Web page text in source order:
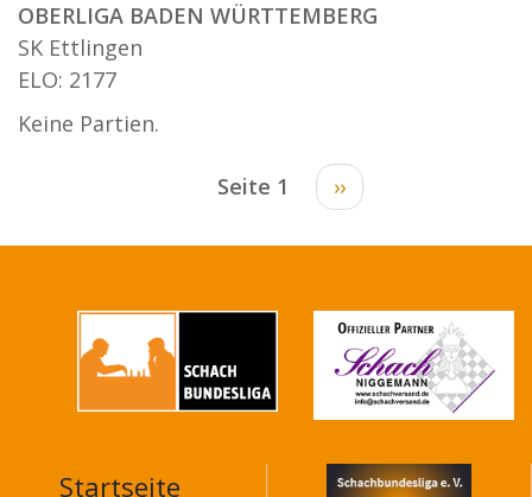
OBERLIGA BADEN WÜRTTEMBERG
SK Ettlingen
ELO: 2177
Keine Partien.
Seitennummerierung
Seite 1
Nächste
Seite
››
Startseite